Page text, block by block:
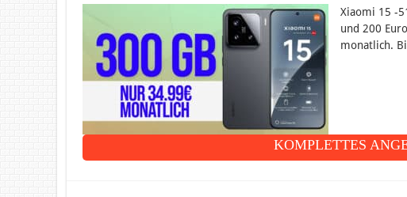
Xiaomi 15 -
und 200
monatlich.
KOMPLETTES